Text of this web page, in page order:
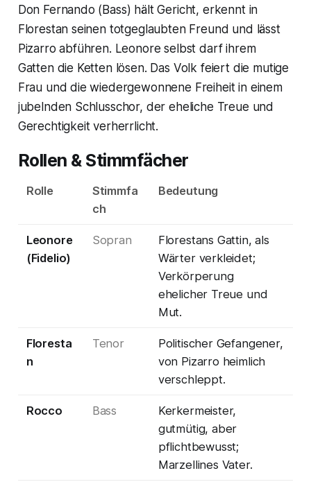
Don Fernando (Bass) hält Gericht, erkennt in
Florestan seinen totgeglaubten Freund und lässt
Pizarro abführen. Leonore selbst darf ihrem
Gatten die Ketten lösen. Das Volk feiert die mutige
Frau und die wiedergewonnene Freiheit in einem
jubelnden Schlusschor, der eheliche Treue und
Gerechtigkeit verherrlicht.
Rollen & Stimmfächer
Rolle
Stimmfa
ch
Bedeutung
Leonore
(Fidelio)
Sopran
Florestans Gattin, als
Wärter verkleidet;
Verkörperung
ehelicher Treue und
Mut.
Floresta
n
Tenor
Politischer Gefangener,
von Pizarro heimlich
verschleppt.
Rocco Bass
Kerkermeister,
gutmütig, aber
pflichtbewusst;
Marzellines Vater.